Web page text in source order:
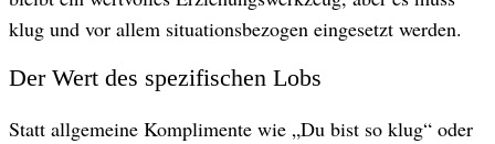
klug und vor allem situationsbezogen eingesetzt werden.
Der Wert des spezifischen Lobs
Statt allgemeine Komplimente wie „Du bist so klug“ oder